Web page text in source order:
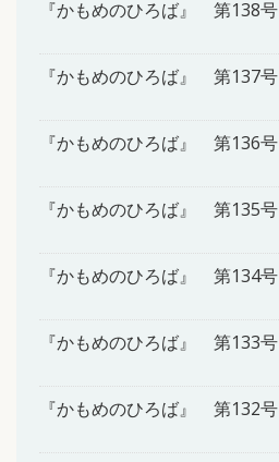
『かもめのひろば』 第138号
『かもめのひろば』 第137号
『かもめのひろば』 第136号
『かもめのひろば』 第135号
『かもめのひろば』 第134号
『かもめのひろば』 第133号
『かもめのひろば』 第132号